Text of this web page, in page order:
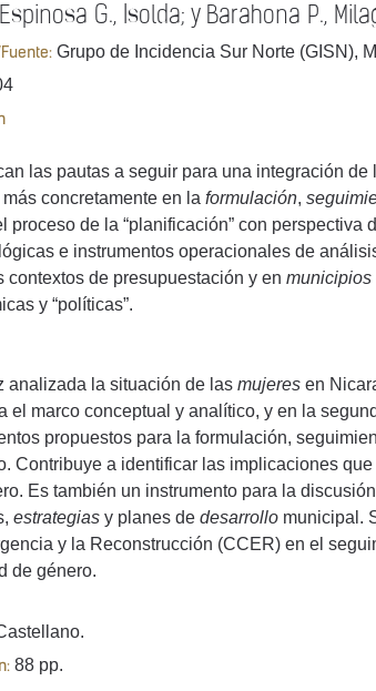
Espinosa G., Isolda; y Barahona P.,
Grupo de Incidencia Sur Norte (GISN),
las pautas a seguir para una integración
más concretamente en la formulación,
proceso de la “planificación” con
e instrumentos operacionales de
contextos de presupuestación y en municipios
y “políticas”.
analizada la situación de las mujeres en
el marco conceptual y analítico, y en la
propuestos para la formulación,
Contribuye a identificar las implicaciones
Es también un instrumento para la
estrategias y planes de desarrollo municipal.
y la Reconstrucción (CCER) en el
de género.
88 pp.